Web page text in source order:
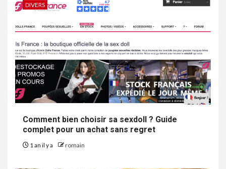
DIVERS
Comment bien choisir sa sexdoll ? Guide
complet pour un achat sans regret
1 an il y a romain